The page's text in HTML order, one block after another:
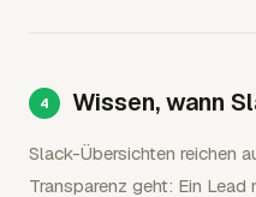
Wissen, wann
Slack-Übersichten reichen
Transparenz geht: Ein